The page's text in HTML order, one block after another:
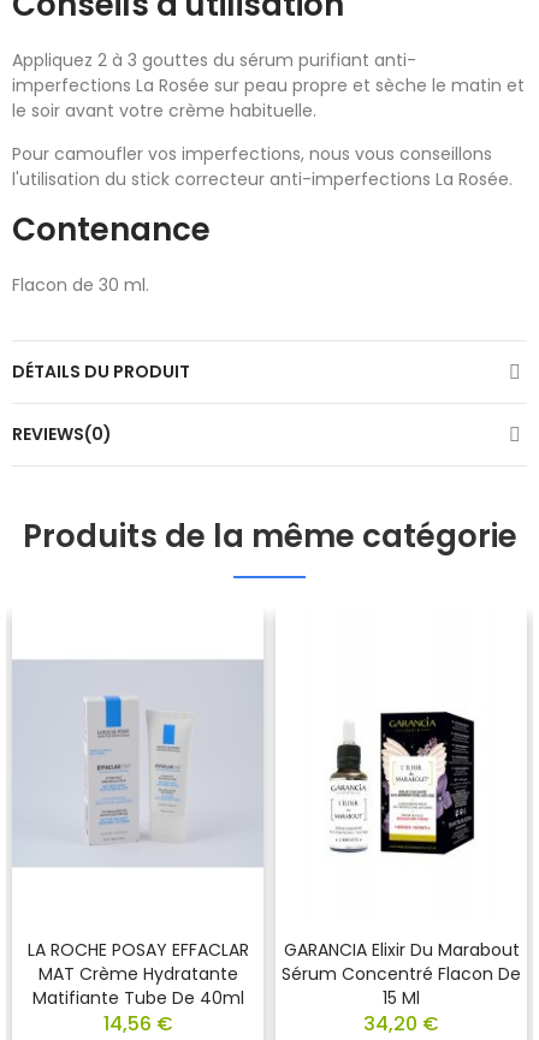
Appliquez 2 à 3 gouttes du sérum purifiant anti-
imperfections La Rosée sur peau propre et sèche le matin et
le soir avant votre crème habituelle.
Pour camoufler vos imperfections, nous vous conseillons
l'utilisation du stick correcteur anti-imperfections La Rosée.
Contenance
Flacon de 30 ml.
DÉTAILS DU PRODUIT
REVIEWS(0)
Produits de la même catégorie
LA ROCHE POSAY EFFACLAR
MAT Crème Hydratante
Matifiante Tube De 40ml
14,56 €
GARANCIA Elixir Du Marabout
Sérum Concentré Flacon De
15 Ml
34,20 €